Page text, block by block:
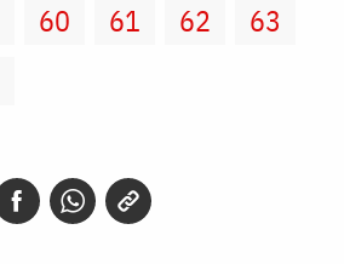
60 61 62
63